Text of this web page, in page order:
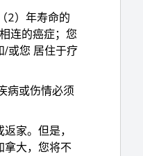
2）年寿命的
连的癌症；您
/或您 居住于疗
病或伤情必须
家。但是，
拿大，您将不